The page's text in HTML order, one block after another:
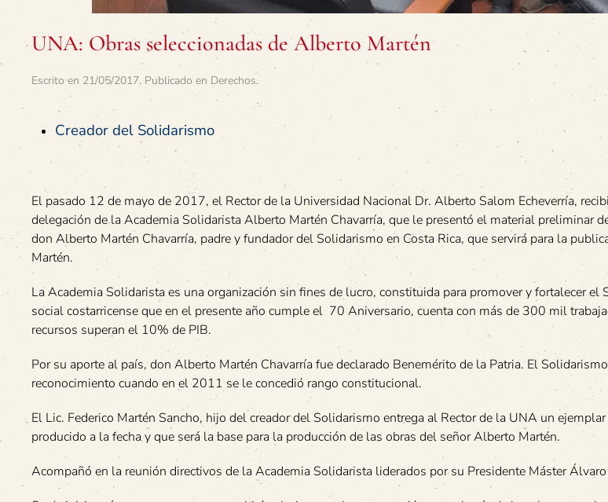
UNA: Obras seleccionadas de Alberto Martén
Escrito en 21/05/2017. Publicado en Derechos.
Creador del Solidarismo
El pasado 12 de mayo de 2017, el Rector de la Universidad Nacional Dr. Alberto Salom Echeverría,
delegación de la Academia Solidarista Alberto Martén Chavarría, que le presentó el material preliminar
don Alberto Martén Chavarría, padre y fundador del Solidarismo en Costa Rica, que servirá para la
Martén.
La Academia Solidarista es una organización sin fines de lucro, constituida para promover y fortalecer
social costarricense que en el presente año cumple el 70 Aniversario, cuenta con más de 300 mil
recursos superan el 10% de PIB.
Por su aporte al país, don Alberto Martén Chavarría fue declarado Benemérito de la Patria. El
reconocimiento cuando en el 2011 se le concedió rango constitucional.
El Lic. Federico Martén Sancho, hijo del creador del Solidarismo entrega al Rector de la UNA un
producido a la fecha y que será la base para la producción de las obras del señor Alberto Martén.
Acompañó en la reunión directivos de la Academia Solidarista liderados por su Presidente Máster